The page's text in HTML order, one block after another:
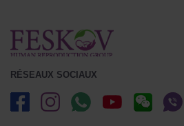
RÉSEAUX SOCIAUX